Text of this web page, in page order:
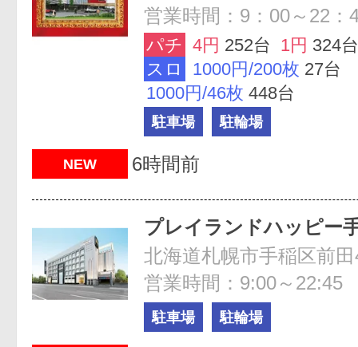
営業時間：9：00～22：
パチ 4円 252台 1円 324台
スロ
1000円/200枚 27台
1000円/46枚 448台
駐車場 駐輪場
NEW 6時間前
プレイランドハッピー
営業時間：9:00～22:45
駐車場 駐輪場